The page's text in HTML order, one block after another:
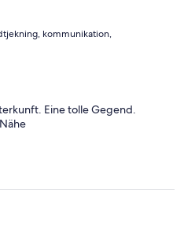
kommunikation,
Eine tolle Gegend.